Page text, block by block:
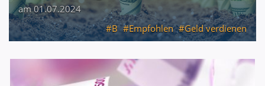
am 01.07.2024
B
Empfohlen Geld verdienen